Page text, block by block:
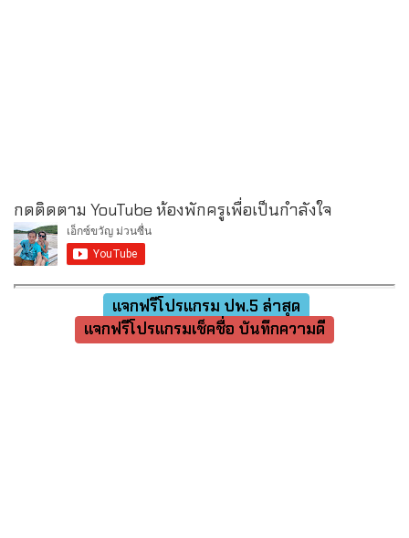
กดติดตาม YouTube ห้องพักครูเพื่อเป็นกำลังใจ
แจกฟรีโปรแกรม ปพ.5 ล่าสุด
แจกฟรีโปรแกรมเช็คชื่อ บันทึกความดี